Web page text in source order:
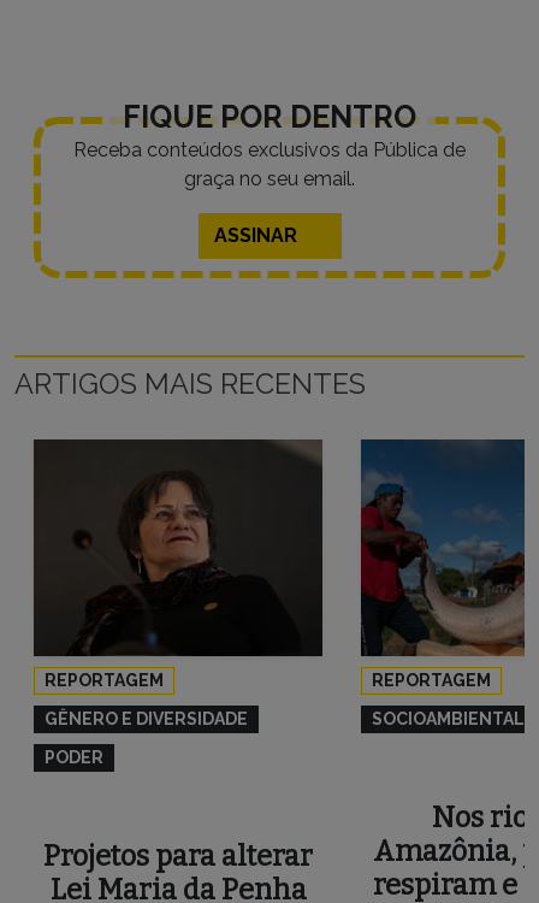
FIQUE POR DENTRO
Receba conteúdos exclusivos da Pública de
graça no seu email.
ASSINAR
ARTIGOS MAIS RECENTES
REPORTAGEM
GÊNERO E DIVERSIDADE
PODER
Projetos para alterar
Lei Maria da Penha
REPORTAGEM
SOCIOAMBIENTAL
Nos
Amazônia,
respiram e